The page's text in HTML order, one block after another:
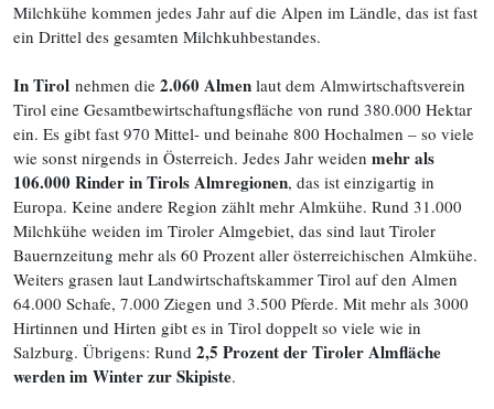
Milchkühe kommen jedes Jahr auf die Alpen im Ländle, das ist fast
ein Drittel des gesamten Milchkuhbestandes.
In Tirol nehmen die 2.060 Almen laut dem Almwirtschaftsverein
Tirol eine Gesamtbewirtschaftungsfläche von rund 380.000 Hektar
ein. Es gibt fast 970 Mittel- und beinahe 800 Hochalmen – so viele
wie sonst nirgends in Österreich. Jedes Jahr weiden mehr als
106.000 Rinder in Tirols Almregionen, das ist einzigartig in
Europa. Keine andere Region zählt mehr Almkühe. Rund 31.000
Milchkühe weiden im Tiroler Almgebiet, das sind laut Tiroler
Bauernzeitung mehr als 60 Prozent aller österreichischen Almkühe.
Weiters grasen laut Landwirtschaftskammer Tirol auf den Almen
64.000 Schafe, 7.000 Ziegen und 3.500 Pferde. Mit mehr als 3000
Hirtinnen und Hirten gibt es in Tirol doppelt so viele wie in
Salzburg. Übrigens: Rund 2,5 Prozent der Tiroler Almfläche
werden im Winter zur Skipiste.